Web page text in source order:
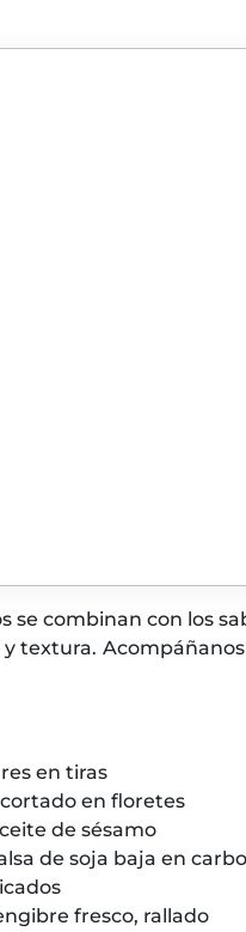
se combinan con los
textura.
en tiras
en floretes
de sésamo
de soja baja en
fresco, rallado